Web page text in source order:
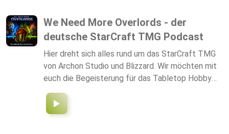
wollen oder einfach echte Geschichten aus der
Lauf-Community hören möchten.
We Need More Overlords - der
deutsche StarCraft TMG Podcast
Hier dreht sich alles rund um das StarCraft TMG
von Archon Studio und Blizzard. Wir möchten mit
euch die Begeisterung für das Tabletop Hobby
teilen und gemeinsam auf dem Hype Train fahren.
Gemeinsam hören wir in das Herz der
deutschsprachigen Community, begleiten Events